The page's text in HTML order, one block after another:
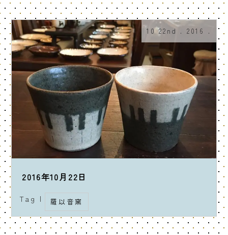
10 22nd . 2016 .
2016年10月22日
Tag | 羅以音窯